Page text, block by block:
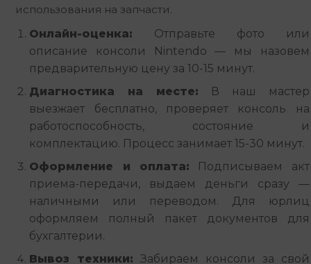
использования на запчасти.
Онлайн-оценка: Отправьте фото или
описание консоли Nintendo — мы назовем
предварительную цену за 10-15 минут.
Диагностика на месте: В наш мастер
выезжает бесплатно, проверяет консоль на
работоспособность, состояние и
комплектацию. Процесс занимает 15-30 минут.
Оформление и оплата: Подписываем акт
приема-передачи, выдаем деньги сразу —
наличными или переводом. Для юрлиц
оформляем полный пакет документов для
бухгалтерии.
Вывоз техники: Забираем консоли за свой